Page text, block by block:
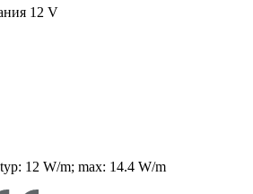
12 V
typ: 12 W/m; max: 14.4 W/m